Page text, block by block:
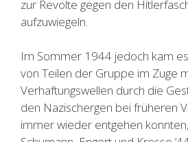
zur Revolte gegen den
aufzuwiegeln.
Im Sommer 1944 jedoch kam
von Teilen der Gruppe im Zuge
Verhaftungswellen durch die
den Nazischergen bei früheren
immer wieder entgehen